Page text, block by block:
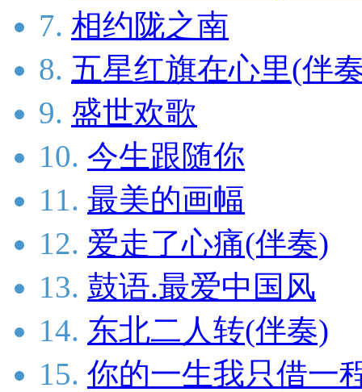
7. 相约陇之南
8. 五星红旗在心里(伴
9. 盛世欢歌
10. 今生跟随你
11. 最美的画幅
12. 爱走了心痛(伴奏)
13. 鼓语.最爱中国风
14. 东北二人转(伴奏)
15. 你的一生我只借一